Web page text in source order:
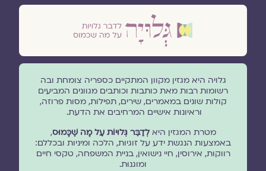
גלויה היא מגזין מקוון המתקיים כספריה צומחת ובה
רשומות רבות מאת כותבות וכותבים מגוונים המביעים
קולות שונים במאמרים, שירים, תפילות, מסות פרוזה,
וראיונות אישיים המרחיבים את הדעת.
מטרת המגזין היאלְדַבֵּר גְּלוּיוֹת עַל מָה שֶׁכָּמוּס,
באמצעות הנגשת ידע על זוגיות, הלכה ומיניות ובכללם:
רווקות, אירוסין, חיי נישואין, בניית המשפחה, טקסי חיים
ומוגנוּת.